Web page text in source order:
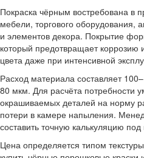
Покраска чёрным востребована в
мебели, торгового оборудования,
и элементов декора. Покрытие
который предотвращает коррозию
цвета даже при интенсивной
Расход материала составляет
80 мкм. Для расчёта потребности
окрашиваемых деталей на норму
потери в камере напыления.
составить точную калькуляцию
Цена определяется типом